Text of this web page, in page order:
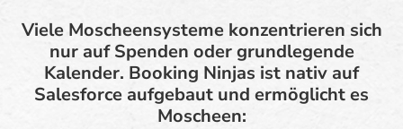
Viele Moscheensysteme konzentrieren sich
nur auf Spenden oder grundlegende
Kalender. Booking Ninjas ist nativ auf
Salesforce aufgebaut und ermöglicht es
Moscheen: